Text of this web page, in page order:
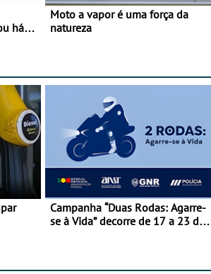
há
Moto a vapor é uma força da
natureza
Campanha “Duas Rodas: Agarre-
se à Vida” decorre de 17 a 23 de